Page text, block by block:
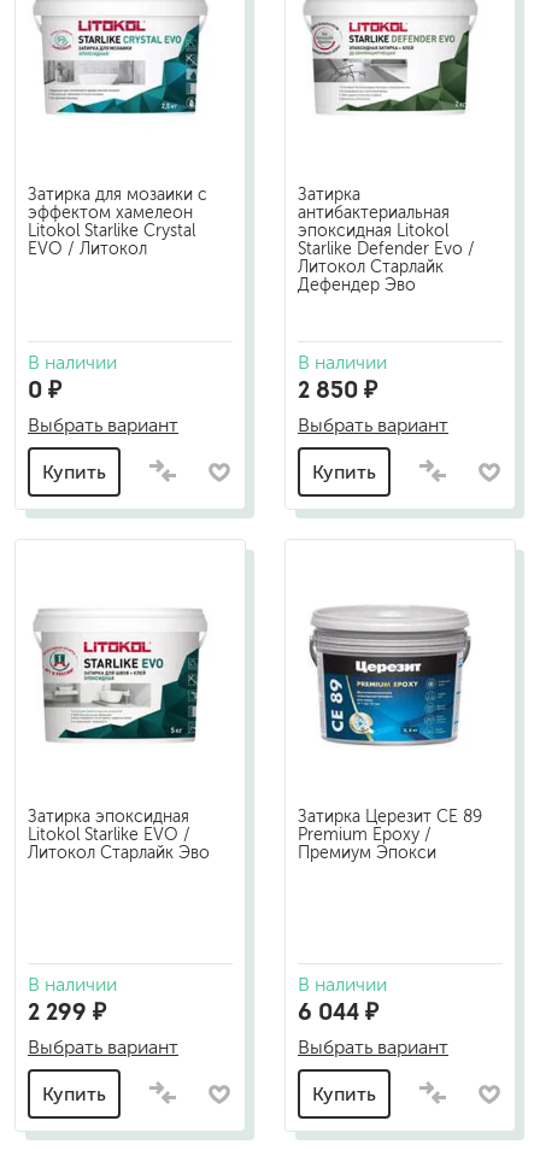
Затирка для мозаики с
эффектом хамелеон
Litokol Starlike Crystal
EVO / Литокол
В наличии
0 ₽
Выбрать вариант
Купить
Затирка
антибактериальная
эпоксидная Litokol
Starlike Defender Evo /
Литокол Старлайк
Дефендер Эво
В наличии
2 850 ₽
Выбрать вариант
Купить
Затирка эпоксидная
Litokol Starlike EVO /
Литокол Старлайк Эво
В наличии
2 299 ₽
Выбрать вариант
Купить
Затирка Церезит CE 89
Premium Epoxy /
Премиум Эпокси
В наличии
6 044 ₽
Выбрать вариант
Купить